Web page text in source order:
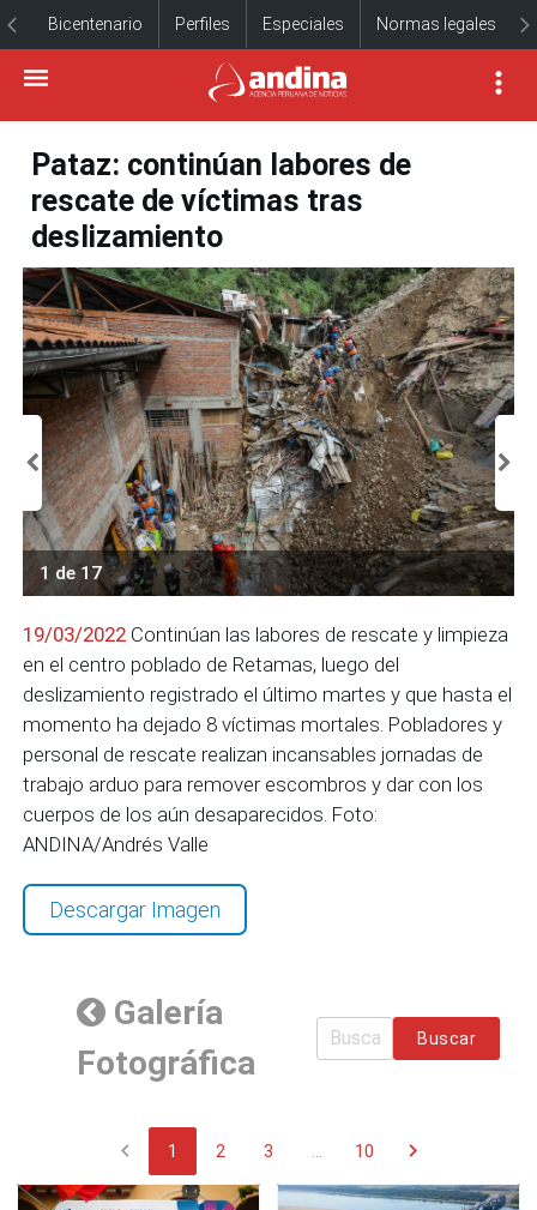
Bicentenario Perfiles Especiales Normas legales
Pataz: continúan labores de
rescate de víctimas tras
deslizamiento
1 de 17
19/03/2022 Continúan las labores de rescate y limpieza
en el centro poblado de Retamas, luego del
deslizamiento registrado el último martes y que hasta el
momento ha dejado 8 víctimas mortales. Pobladores y
personal de rescate realizan incansables jornadas de
trabajo arduo para remover escombros y dar con los
cuerpos de los aún desaparecidos. Foto:
ANDINA/Andrés Valle
Descargar Imagen
Galería
Fotográfica
Buscar
chevron_left 1 2 3 10 chevron_right